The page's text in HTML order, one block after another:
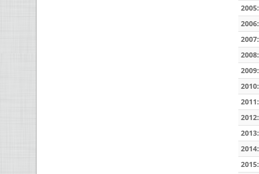
2005:
2006:
2007:
2008:
2009:
2010:
2011:
2012:
2013:
2014:
2015: